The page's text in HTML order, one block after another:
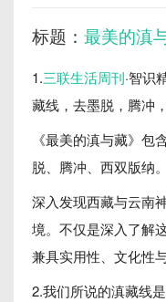
标题： 最美的滇
1.三联生活周刊·智识
藏线，去墨脱，腾冲
《最美的滇与藏》包
脱、腾冲、西双版纳。
深入发现西藏与云南
境。不仅是深入了解
兼具实用性、文化性
2.我们所说的滇藏线